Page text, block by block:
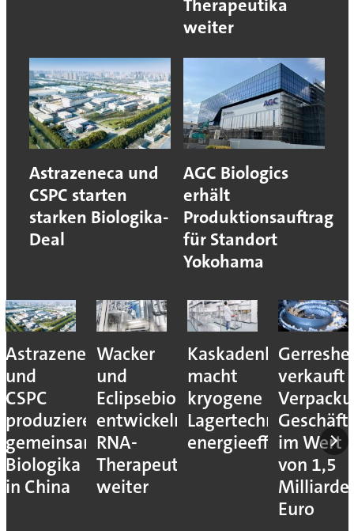
Therapeutika
weiter
Astrazeneca und
CSPC starten
starken Biologika-
Deal
AGC Biologics
erhält
Produktionsauftrag
für Standort
Yokohama
Astrazeneca
und
CSPC
produzieren
gemeinsam
Biologika
in China
Wacker
und
Eclipsebio
entwickeln
RNA-
Therapeutika
weiter
Kaskadenkonzept
macht
kryogene
Lagertechnik
energieeffizienter
verkauft
im Wert
von 1,5
Euro